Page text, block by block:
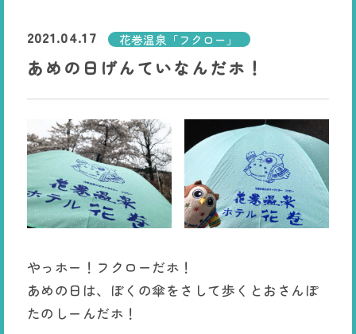
2021.04.17 花巻温泉「フクロー」
あめの日げんていなんだホ！
やっホー！フクローだホ！
あめの日は、ぼくの傘をさして歩くとおさんぽ
たのしーんだホ！